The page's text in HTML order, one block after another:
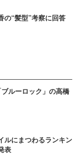
の“髪型”考察に回答
ルーロック」の高橋
ルにまつわるランキン
表